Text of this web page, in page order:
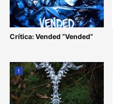
Crítica: Vended “Vended”
1